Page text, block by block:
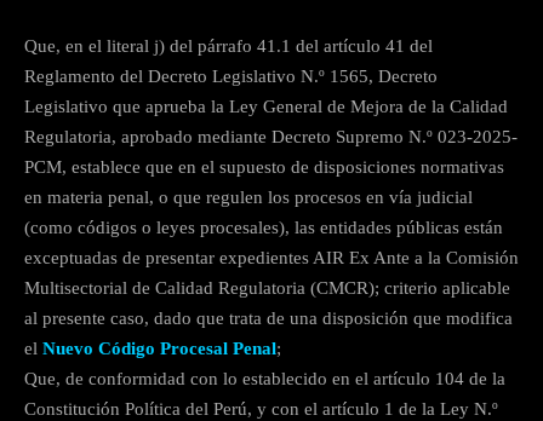
Que, en el literal j) del párrafo 41.1 del artículo 41 del
Reglamento del Decreto Legislativo N.º 1565, Decreto
Legislativo que aprueba la Ley General de Mejora de la Calidad
Regulatoria, aprobado mediante Decreto Supremo N.º 023-2025-
PCM, establece que en el supuesto de disposiciones normativas
en materia penal, o que regulen los procesos en vía judicial
(como códigos o leyes procesales), las entidades públicas están
exceptuadas de presentar expedientes AIR Ex Ante a la Comisión
Multisectorial de Calidad Regulatoria (CMCR); criterio aplicable
al presente caso, dado que trata de una disposición que modifica
el Nuevo Código Procesal Penal;
Que, de conformidad con lo establecido en el artículo 104 de la
Constitución Política del Perú, y con el artículo 1 de la Ley N.º